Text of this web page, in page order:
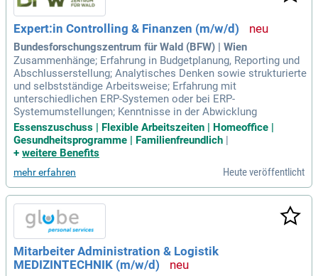
Expert:in Controlling & Finanzen (m/w/d)
Bundesforschungszentrum für Wald (BFW) | Wien
Zusammenhänge; Erfahrung in Budgetplanung, Reporting und
Abschlusserstellung; Analytisches Denken sowie strukturierte
und selbstständige Arbeitsweise; Erfahrung mit
unterschiedlichen ERP-Systemen oder bei ERP-
Systemumstellungen; Kenntnisse in der Abwicklung
Essenszuschuss | Flexible Arbeitszeiten | Homeoffice |
Gesundheitsprogramme | Familienfreundlich |
+ weitere Benefits
mehr erfahren Heute veröffentlicht
Mitarbeiter Administration & Logistik
MEDIZINTECHNIK (m/w/d)